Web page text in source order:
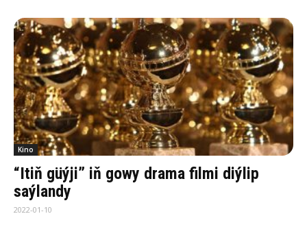
Kino
“Itiň güýji” iň gowy drama filmi diýlip
saýlandy
2022-01-10